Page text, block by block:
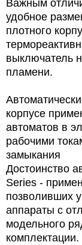
Важным
удобное
плотного
выключатель
пламени.
корпусе
автоматов в
рабочими
замыкания
Достоинство
Series -
позволивших
аппараты с
модельного